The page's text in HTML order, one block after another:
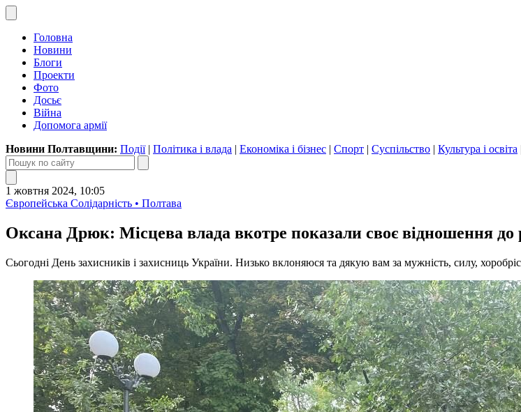
Головна
Новини
Блоги
Проекти
Фото
Досьє
Війна
Допомога армії
Новини Полтавщини: Події| Політика і влада | Економіка і бізнес | Спорт | Суспільство | Культура і освіта
1 жовтня 2024, 10:05
Європейська Солідарність • Полтава
Оксана Дрюк: Місцева влада вкотре показали своє відношення до
Сьогодні День захисників і захисниць України. Низько вклоняюся та дякую вам за мужність, силу,